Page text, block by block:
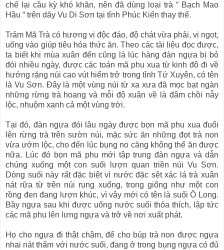
chế lại cầu kỳ khó khăn, nên đã dùng loại trà “ Bạch Mao
Hầu “ trên dãy Vu Di Sơn tại tỉnh Phúc Kiến thay thế.
Trảm Mã Trà có hương vị độc đáo, độ chát vừa phải, vị ngọt,
uống vào giúp tiêu hóa thức ăn. Theo các tài liệu đọc được,
ta biết khi mùa xuân đến cũng là lúc hàng đàn ngựa bị bỏ
đói nhiều ngày, được các toán mã phu xua từ kinh đô đi về
hướng rặng núi cao vút hiểm trở trong tỉnh Tứ Xuyên, có tên
là Vu Sơn. Đây là một vùng núi từ xa xưa đã mọc bạt ngàn
những rừng trà hoang và mỗi độ xuân về là đâm chồi nẫy
lộc, nhuộm xanh cả một vùng trời.
Tại đó, đàn ngựa đói lâu ngày được bọn mã phu xua đuổi
lên rừng trà trên sườn núi, mặc sức ăn những đọt trà non
vừa ướm lộc, cho đến lúc bụng no căng không thể ăn được
nữa. Lúc đó bọn mã phu mới tập trung đàn ngựa và dẫn
chúng xuống một con suối lượn quan triền núi Vu Sơn.
Dòng suối này rất đặc biệt vì nước đặc sệt xác lá trà xuân
nát rữa từ trên núi rụng xuống, trong giống như một con
rồng đen đang lượn khúc, vì vậy mới có tên là suối Ô Long.
Bầy ngựa sau khi được uống nước suối thỏa thích, lập tức
các mã phu lên lưng ngựa và trở về nơi xuất phát.
Họ cho ngựa đi thật chậm, để cho búp trà non được ngựa
nhai nát thấm với nước suối, đang ở trong bụng ngựa có đủ